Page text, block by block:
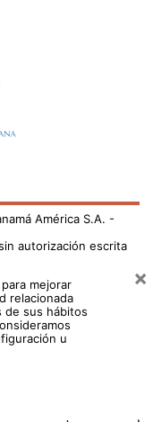
América S.A. -
autorización escrita
mejorar
relacionada
de sus hábitos
u
×